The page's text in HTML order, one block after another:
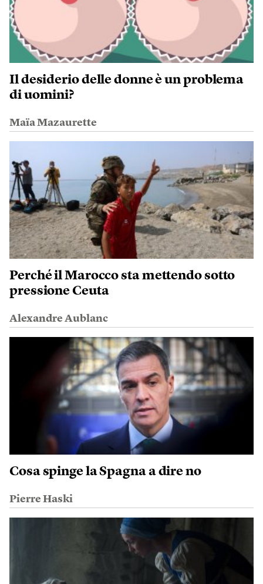
Il desiderio delle donne è un problema
di uomini?
Maïa Mazaurette
Perché il Marocco sta mettendo sotto
pressione Ceuta
Alexandre Aublanc
Cosa spinge la Spagna a dire no
Pierre Haski